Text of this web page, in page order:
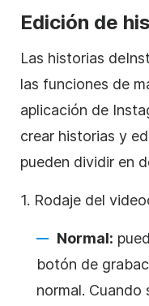
Edición de
Las historias de
las funciones de
aplicación de
crear historias y
pueden dividir en
1. Rodaje del
Normal:
botón de
normal.